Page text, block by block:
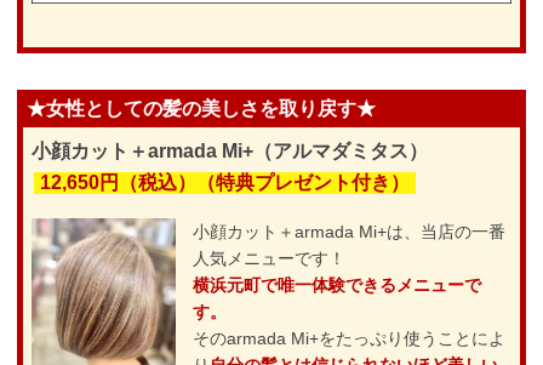
★女性としての髪の美しさを取り戻す★
小顔カット＋armada Mi+（アルマダミタス）
12,650円（税込）（特典プレゼント付き）
小顔カット＋armada Mi+は、当店の一番
人気メニューです！
横浜元町で唯一体験できるメニューで
す。
そのarmada Mi+をたっぷり使うことによ